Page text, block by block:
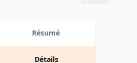
Résumé
Détails